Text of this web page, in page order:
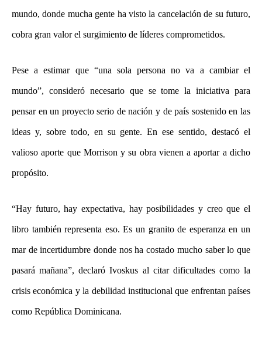
mundo, donde mucha gente ha visto la cancelación de su futuro,
cobra gran valor el surgimiento de líderes comprometidos.
Pese a estimar que “una sola persona no va a cambiar el
mundo”, consideró necesario que se tome la iniciativa para
pensar en un proyecto serio de nación y de país sostenido en las
ideas y, sobre todo, en su gente. En ese sentido, destacó el
valioso aporte que Morrison y su obra vienen a aportar a dicho
propósito.
“Hay futuro, hay expectativa, hay posibilidades y creo que el
libro también representa eso. Es un granito de esperanza en un
mar de incertidumbre donde nos ha costado mucho saber lo que
pasará mañana”, declaró Ivoskus al citar dificultades como la
crisis económica y la debilidad institucional que enfrentan países
como República Dominicana.